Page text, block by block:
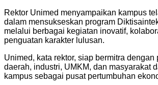
Rektor Unimed menyampaikan kampus
dalam mensukseskan program
melalui berbagai kegiatan inovatif,
penguatan karakter lulusan.
Unimed, kata rektor, siap bermitra dengan
daerah, industri, UMKM, dan masyarakat
kampus sebagai pusat pertumbuhan